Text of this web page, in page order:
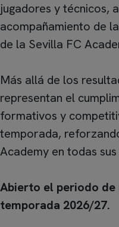
jugadores y técnicos,
acompañamiento de
de la Sevilla FC
Más allá de los
representan el
formativos y
temporada,
Academy en todas
Abierto el periodo
temporada 2026/27.